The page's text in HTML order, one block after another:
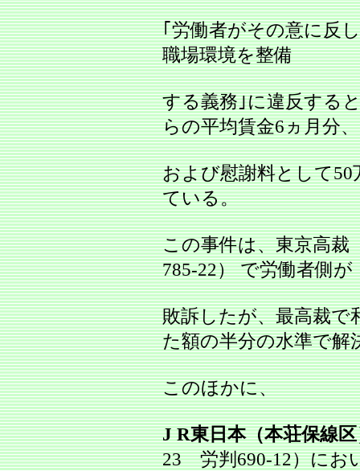
｢労働者がその意に反
職場環境を整備
する義務｣に違反する
らの平均賃金6ヵ月分、
および慰謝料として
ている。
この事件は、東京高
785‐22） で労働者側が
敗訴したが、最高裁で
た額の半分の水準で解
このほかに、
J R東日本（本荘保線
23 労判690‐12）にお